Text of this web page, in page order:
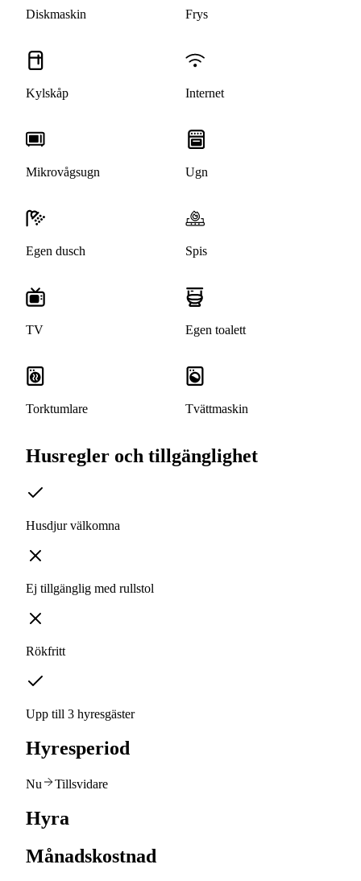
Diskmaskin Frys
Kylskåp Internet
Mikrovågsugn Ugn
Egen dusch Spis
TV Egen toalett
Torktumlare Tvättmaskin
Husregler och tillgänglighet
Husdjur välkomna
Ej tillgänglig med rullstol
Rökfritt
Upp till 3 hyresgäster
Hyresperiod
Nu Tillsvidare
Hyra
Månadskostnad